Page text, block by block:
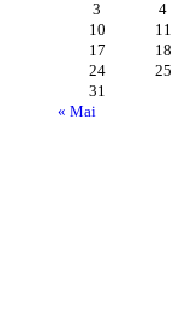
« Mai
3
4
10
11
17
18
24
25
31